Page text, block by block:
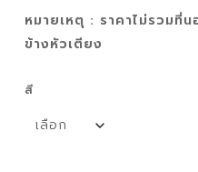
หมายเหตุ : ราคาไม่รวมที่
ข้างหัวเตียง
สี